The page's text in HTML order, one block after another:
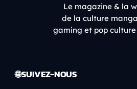
Le magazine & la
de la culture
gaming et pop
🌐 SUIVEZ-NOUS